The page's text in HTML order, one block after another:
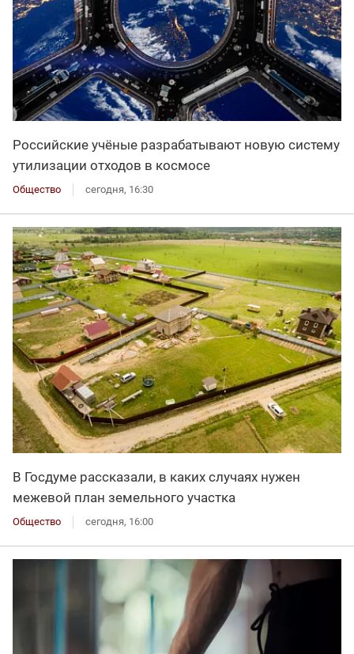
Российские учёные разрабатывают новую систему
утилизации отходов в космосе
Общество сегодня, 16:30
В Госдуме рассказали, в каких случаях нужен
межевой план земельного участка
Общество сегодня, 16:00